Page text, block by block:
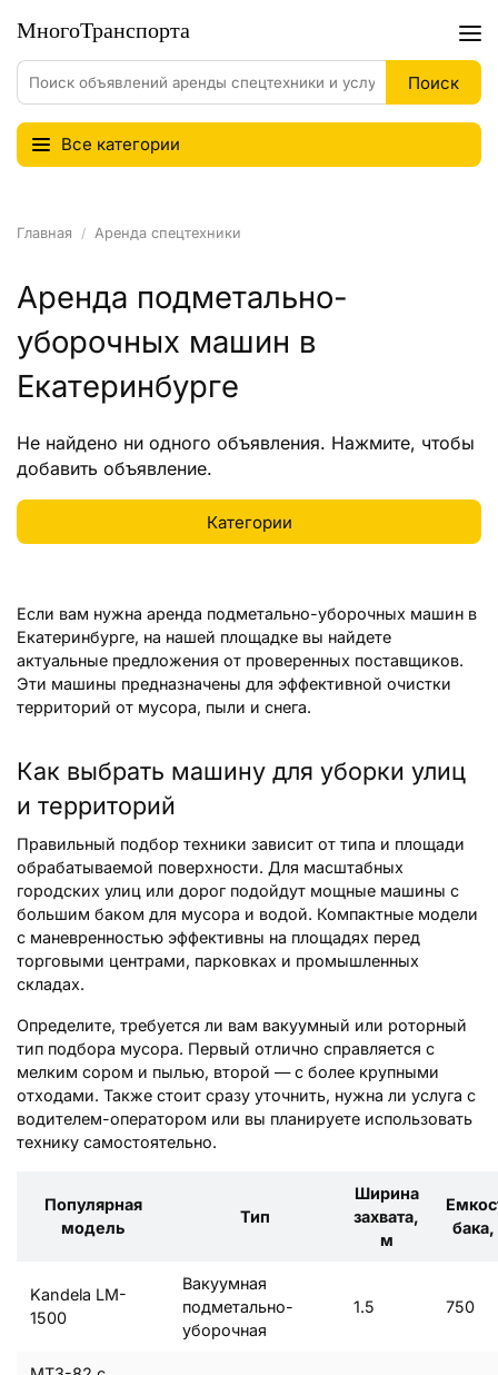
Все категории
Главная Аренда спецтехники
Аренда подметально-
уборочных машин в
Екатеринбурге
Не найдено ни одного объявления. Нажмите, чтобы
добавить объявление.
Если вам нужна аренда подметально-уборочных машин в
Екатеринбурге, на нашей площадке вы найдете
актуальные предложения от проверенных поставщиков.
Эти машины предназначены для эффективной очистки
территорий от мусора, пыли и снега.
Как выбрать машину для уборки улиц
и территорий
Правильный подбор техники зависит от типа и площади
обрабатываемой поверхности. Для масштабных
городских улиц или дорог подойдут мощные машины с
большим баком для мусора и водой. Компактные модели
с маневренностью эффективны на площадях перед
торговыми центрами, парковках и промышленных
складах.
Определите, требуется ли вам вакуумный или роторный
тип подбора мусора. Первый отлично справляется с
мелким сором и пылью, второй — с более крупными
отходами. Также стоит сразу уточнить, нужна ли услуга с
водителем-оператором или вы планируете использовать
технику самостоятельно.
Популярная
модель
Тип
Ширина
захвата,
м
бака,
Kandela LM-
1500
Вакуумная
подметально-
уборочная
1.5 750